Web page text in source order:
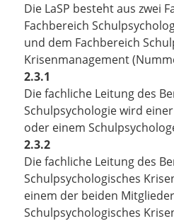
Die LaSP besteht aus zwei
Fachbereich
und dem Fachbereich
Krisenmanagement
2.3.1
Die fachliche Leitung des
Schulpsychologie wird
oder einem
2.3.2
Die fachliche Leitung des
Schulpsychologisches
einem der beiden
Schulpsychologisches